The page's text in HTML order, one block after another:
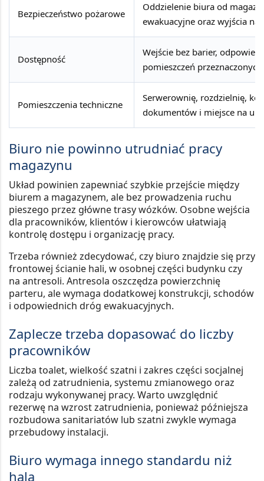
Bezpieczeństwo pożarowe
Oddzielenie biura od
ewakuacyjne oraz wyjścia na
Dostępność
Wejście bez barier,
pomieszczeń
Pomieszczenia techniczne
Serwerownię, rozdzielnię,
dokumentów i miejsce na
Biuro nie powinno utrudniać pracy
magazynu
Układ powinien zapewniać szybkie przejście między
biurem a magazynem, ale bez prowadzenia ruchu
pieszego przez główne trasy wózków. Osobne wejścia
dla pracowników, klientów i kierowców ułatwiają
kontrolę dostępu i organizację pracy.
Trzeba również zdecydować, czy biuro znajdzie się przy
frontowej ścianie hali, w osobnej części budynku czy
na antresoli. Antresola oszczędza powierzchnię
parteru, ale wymaga dodatkowej konstrukcji, schodów
i odpowiednich dróg ewakuacyjnych.
Zaplecze trzeba dopasować do liczby
pracowników
Liczba toalet, wielkość szatni i zakres części socjalnej
zależą od zatrudnienia, systemu zmianowego oraz
rodzaju wykonywanej pracy. Warto uwzględnić
rezerwę na wzrost zatrudnienia, ponieważ późniejsza
rozbudowa sanitariatów lub szatni zwykle wymaga
przebudowy instalacji.
Biuro wymaga innego standardu niż
hala